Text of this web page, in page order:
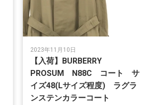
2023年11月10日
【入荷】BURBERRY
PROSUM N88C コート サ
イズ48(Lサイズ程度) ラグラ
ンステンカラーコート